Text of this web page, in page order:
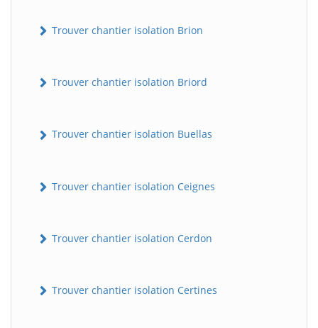
Trouver chantier isolation Brion
Trouver chantier isolation Briord
Trouver chantier isolation Buellas
Trouver chantier isolation Ceignes
Trouver chantier isolation Cerdon
Trouver chantier isolation Certines